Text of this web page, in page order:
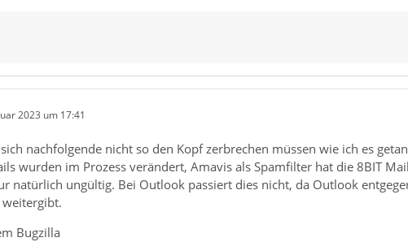
2023 um 17:41
nachfolgende nicht so den Kopf zerbrechen müssen wie ich es
wurden im Prozess verändert, Amavis als Spamfilter hat die 8BIT
natürlich ungültig. Bei Outlook passiert dies nicht, da Outlook
weitergibt.
Bugzilla